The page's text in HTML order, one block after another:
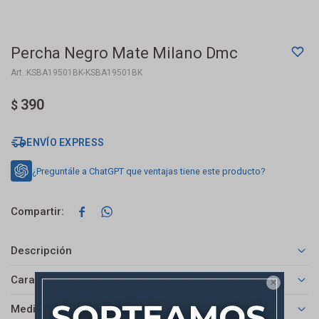

Percha Negro Mate Milano Dmc
KSBA19501BK-KSBA19501BK
$ 390
ENVÍO EXPRESS
¿Preguntále a ChatGPT que ventajas tiene este producto?
 
Descripción
Características
Medios de pago